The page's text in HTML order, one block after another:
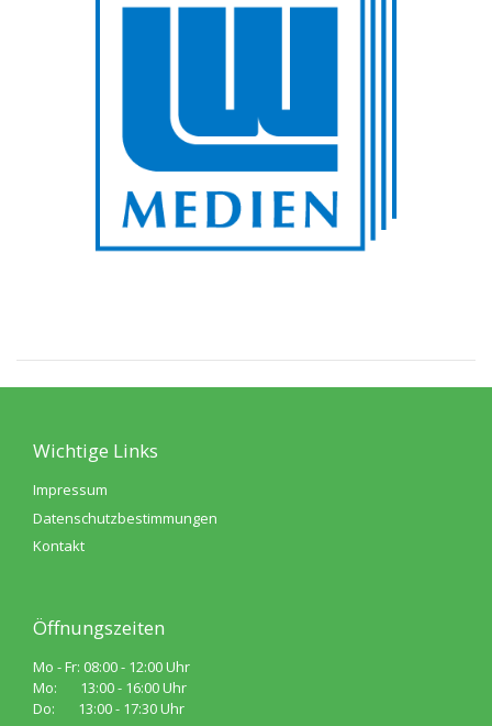
Wichtige Links
Impressum
Datenschutzbestimmungen
Kontakt
Öffnungszeiten
Mo - Fr: 08:00 - 12:00 Uhr
Mo: 13:00 - 16:00 Uhr
Do: 13:00 - 17:30 Uhr